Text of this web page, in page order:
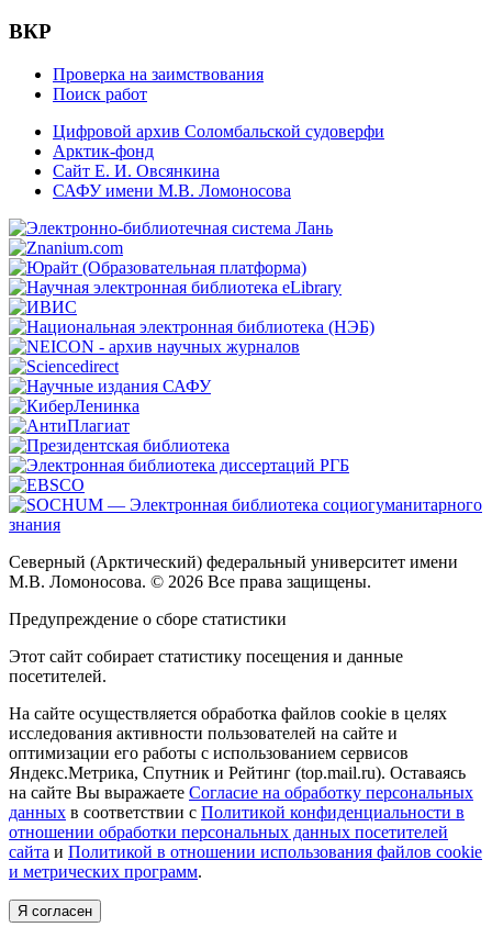
ВКР
Проверка на заимствования
Поиск работ
Цифровой архив Соломбальской судоверфи
Арктик-фонд
Сайт Е. И. Овсянкина
САФУ имени М.В. Ломоносова
Северный (Арктический) федеральный университет имени
М.В. Ломоносова. © 2026 Все права защищены.
Предупреждение о сборе статистики
Этот сайт собирает статистику посещения и данные
посетителей.
На сайте осуществляется обработка файлов cookie в целях
исследования активности пользователей на сайте и
оптимизации его работы с использованием сервисов
Яндекс.Метрика, Спутник и Рейтинг (top.mail.ru). Оставаясь
на сайте Вы выражаете Согласие на обработку персональных
данных в соответствии с Политикой конфиденциальности в
отношении обработки персональных данных посетителей
сайта и Политикой в отношении использования файлов cookie
и метрических программ.
Я согласен